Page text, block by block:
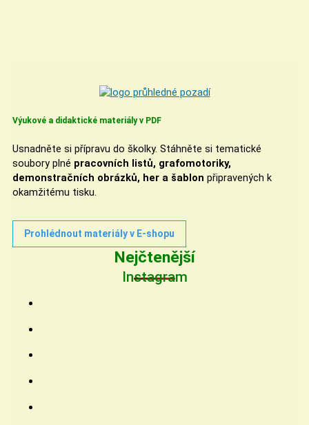
Výukové a didaktické materiály v PDF
Usnadněte si přípravu do školky. Stáhněte si tematické
soubory plné pracovních listů, grafomotoriky,
demonstračních obrázků, her a šablon připravených k
okamžitému tisku.
Prohlédnout materiály v E-shopu
Nejčtenější
Instagram